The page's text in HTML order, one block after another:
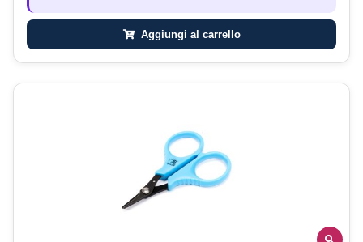
Aggiungi al carrello